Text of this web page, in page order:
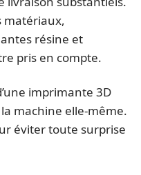
matériaux,
résine et
pris en compte.
imprimante 3D
machine elle-même.
éviter toute surprise